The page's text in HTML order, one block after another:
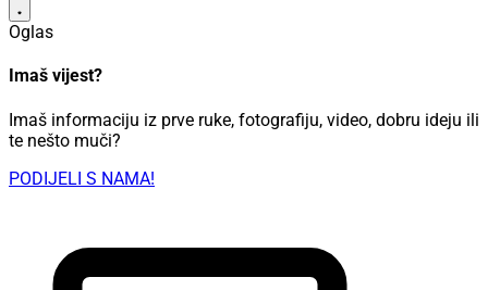
Oglas
Imaš vijest?
Imaš informaciju iz prve ruke, fotografiju, video, dobru ideju ili
te nešto muči?
PODIJELI S NAMA!